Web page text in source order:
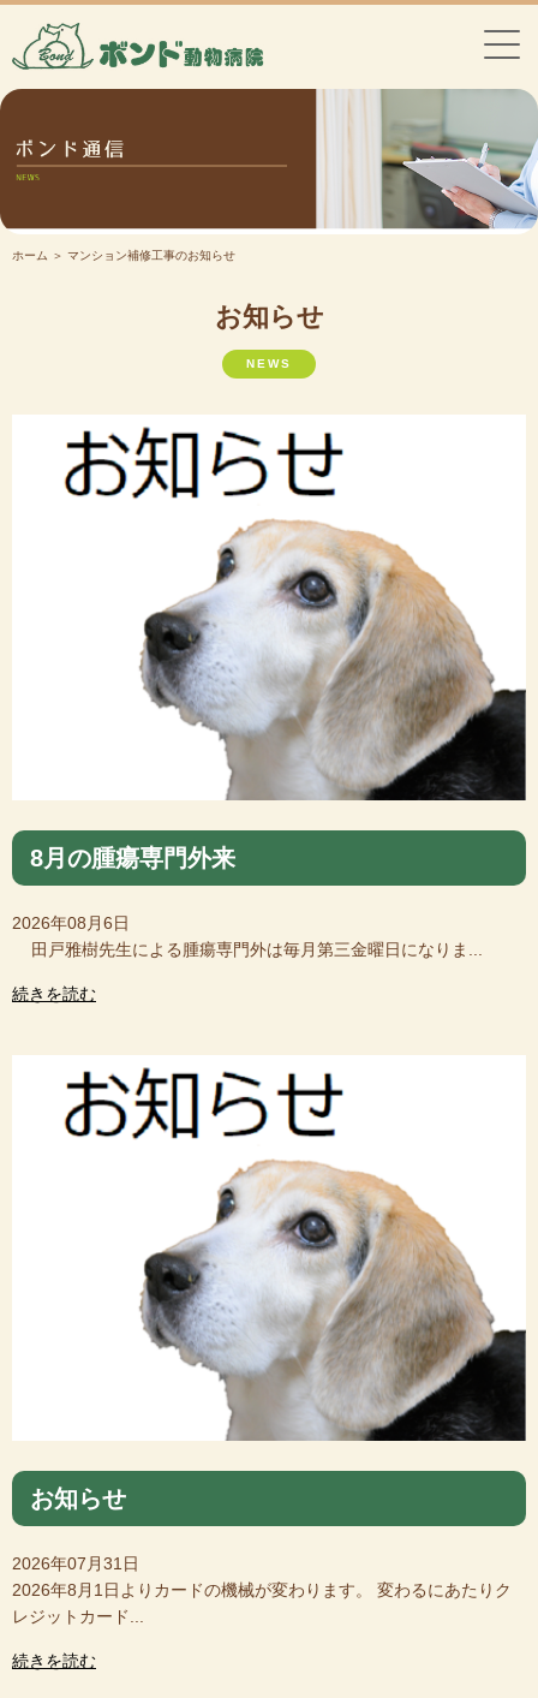
ホーム ＞ マンション補修工事のお知らせ
お知らせ
NEWS
8月の腫瘍専門外来
2026年08月6日
田戸雅樹先生による腫瘍専門外は毎月第三金曜日になりま...
続きを読む
お知らせ
2026年07月31日
2026年8月1日よりカードの機械が変わります。 変わるにあたりク
レジットカード...
続きを読む